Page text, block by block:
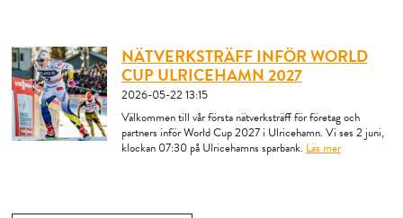
NÄTVERKSTRÄFF INFÖR WORLD
CUP ULRICEHAMN 2027
2026-05-22 13:15
Välkommen till vår första nätverksträff för företag och
partners inför World Cup 2027 i Ulricehamn. Vi ses 2 juni,
klockan 07:30 på Ulricehamns sparbank. Läs mer